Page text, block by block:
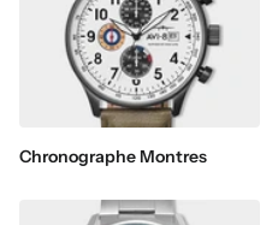
Chronographe Montres